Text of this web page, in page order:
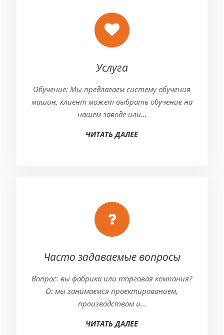
Услуга
Обучение: Мы предлагаем систему обучения
машин, клиент может выбрать обучение на
нашем заводе или…
ЧИТАТЬ ДАЛЕЕ
Часто задаваемые вопросы
Вопрос: вы фабрика или торговая компания?
О: мы занимаемся проектированием,
производством и…
ЧИТАТЬ ДАЛЕЕ